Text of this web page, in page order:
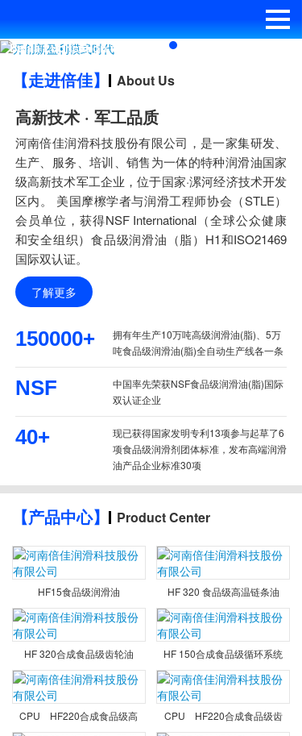
开创新盈利模式时代
Beijia Lubrication is recruiting regional distributors
【走进倍佳】 About Us
高新技术 · 军工品质
河南倍佳润滑科技股份有限公司，是一家集研发、
生产、服务、培训、销售为一体的特种润滑油国家
级高新技术军工企业，位于国家·漯河经济技术开发
区内。 美国摩檫学者与润滑工程师协会（STLE）
会员单位，获得NSF International（全球公众健康
和安全组织）食品级润滑油（脂）H1和ISO21469
国际双认证。
了解更多
150000+
拥有年生产10万吨高级润滑油(脂)、5万
吨食品级润滑油(脂)全自动生产线各一条
NSF
中国率先荣获NSF食品级润滑油(脂)国际
双认证企业
40+
现已获得国家发明专利13项参与起草了6
项食品级润滑剂团体标准，发布高端润滑
油产品企业标准30项
【产品中心】 Product Center
HF15食品级润滑油 HF 320 食品级高温链条油
HF 320合成食品级齿轮油 HF 150合成食品级循环系统
CPU HF220合成食品级高 CPU HF220合成食品级齿